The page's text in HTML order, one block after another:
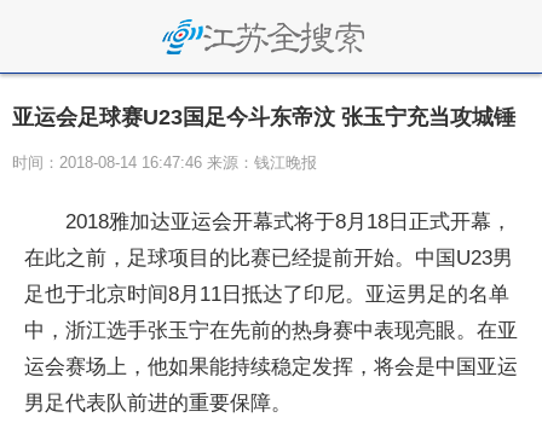
亚运会足球赛U23国足今斗东帝汶 张玉宁充当攻城锤
时间：2018-08-14 16:47:46 来源：钱江晚报
2018雅加达亚运会开幕式将于8月18日正式开幕，
在此之前，足球项目的比赛已经提前开始。中国U23男
足也于北京时间8月11日抵达了印尼。亚运男足的名单
中，浙江选手张玉宁在先前的热身赛中表现亮眼。在亚
运会赛场上，他如果能持续稳定发挥，将会是中国亚运
男足代表队前进的重要保障。